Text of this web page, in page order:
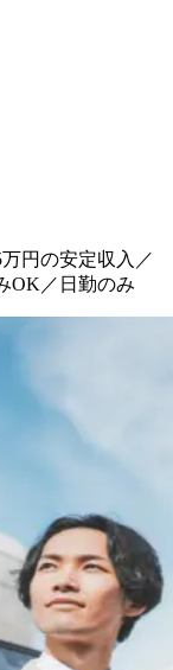
円の安定収入／
OK／日勤のみ